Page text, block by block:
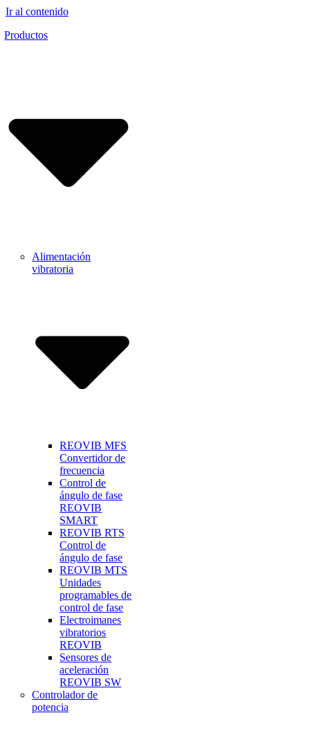
Ir al contenido
Productos
Alimentación
vibratoria
REOVIB MFS
Convertidor de
frecuencia
Control de
ángulo de fase
REOVIB
SMART
REOVIB RTS
Control de
ángulo de fase
REOVIB MTS
Unidades
programables de
control de fase
Electroimanes
vibratorios
REOVIB
Sensores de
aceleración
REOVIB SW
Controlador de
potencia